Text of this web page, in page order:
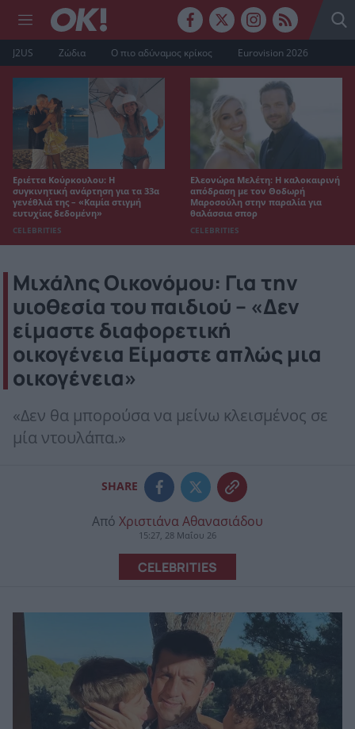
J2US Ζώδια Ο πιο αδύναμος κρίκος Eurovision 2026
Εριέττα Κούρκουλου: Η
συγκινητική ανάρτηση για τα 33α
γενέθλιά της – «Καμία στιγμή
ευτυχίας δεδομένη»
CELEBRITIES
Ελεονώρα Μελέτη: Η καλοκαιρινή
απόδραση με τον Θοδωρή
Μαροσούλη στην παραλία για
θαλάσσια σπορ
CELEBRITIES
Μιχάλης Οικονόμου: Για την
υιοθεσία του παιδιού – «Δεν
είμαστε διαφορετική
οικογένεια Είμαστε απλώς μια
οικογένεια»
«Δεν θα μπορούσα να μείνω κλεισμένος σε
μία ντουλάπα.»
SHARE
Από Χριστιάνα Αθανασιάδου
15:27, 28 Μαΐου 26
CELEBRITIES